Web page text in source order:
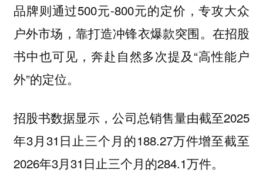
品牌则通过500元-800元的定价，专攻大众
户外市场，靠打造冲锋衣爆款突围。在招股
书中也可见，奔赴自然多次提及“高性能户
外”的定位。
招股书数据显示，公司总销售量由截至2025
年3月31日止三个月的188.27万件增至截至
2026年3月31日止三个月的284.1万件。